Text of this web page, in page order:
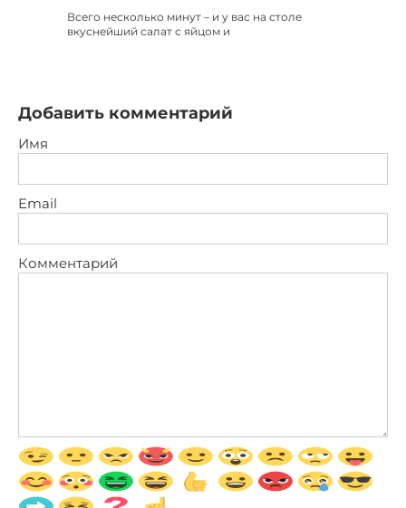
Всего несколько минут – и у вас на столе
вкуснейший салат с яйцом и
Добавить комментарий
Имя
Email
Комментарий